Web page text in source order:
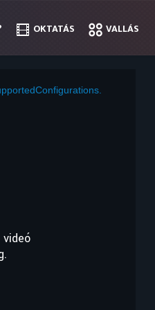
OKTATÁS VALLÁS
OKTATÁS VALLÁS